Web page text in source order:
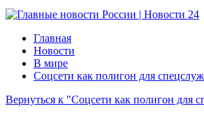
Главная
Новости
В мире
Соцсети как полигон для
Вернуться к "Соцсети как полигон для